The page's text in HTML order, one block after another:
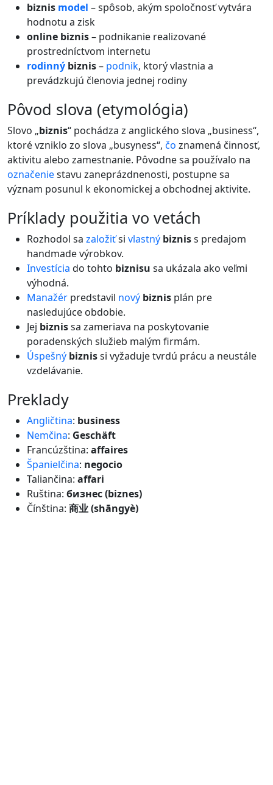
biznis model – spôsob, akým spoločnosť vytvára
hodnotu a zisk
online biznis– podnikanie realizované
prostredníctvom internetu
rodinný biznis– podnik, ktorý vlastnia a
prevádzkujú členovia jednej rodiny
pôvod slova (etymológia)
Slovo „biznis“ pochádza z anglického slova „business“,
ktoré vzniklo zo slova „busyness“, čo znamená činnosť,
aktivitu alebo zamestnanie. Pôvodne sa používalo na
označeniestavu zaneprázdnenosti, postupne sa
význam posunul k ekonomickej a obchodnej aktivite.
príklady použitia vo vetách
Rozhodol sa založiťsi vlastný bizniss predajom
handmade výrobkov.
Investícia do tohto biznisu sa ukázala ako veľmi
výhodná.
Manažér predstavil nový biznis plán pre
nasledujúce obdobie.
Jej biznissa zameriava na poskytovanie
poradenských služieb malým firmám.
Úspešný biznissi vyžaduje tvrdú prácu a neustále
vzdelávanie.
preklady
Angličtina: business
Nemčina: Geschäft
Francúzština: affaires
Španielčina: negocio
Taliančina: affari
Ruština: бизнес (biznes)
Čínština: 商业 (shāngyè)